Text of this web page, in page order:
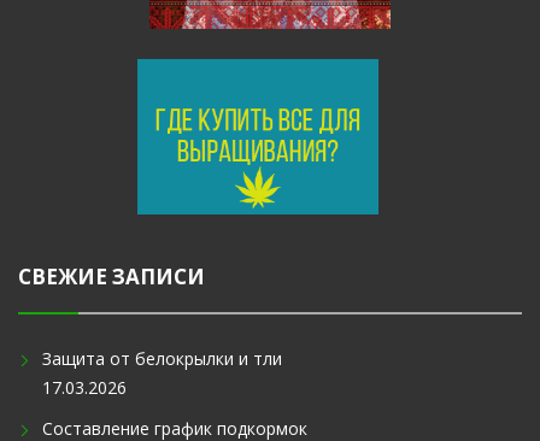
СВЕЖИЕ ЗАПИСИ
Защита от белокрылки и тли
17.03.2026
Составление график подкормок